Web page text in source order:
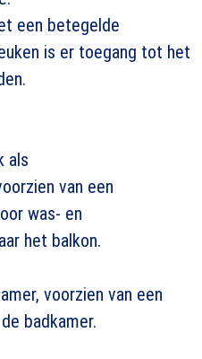
een betegelde
is er toegang tot het
als
van een
was- en
het balkon.
voorzien van een
badkamer.